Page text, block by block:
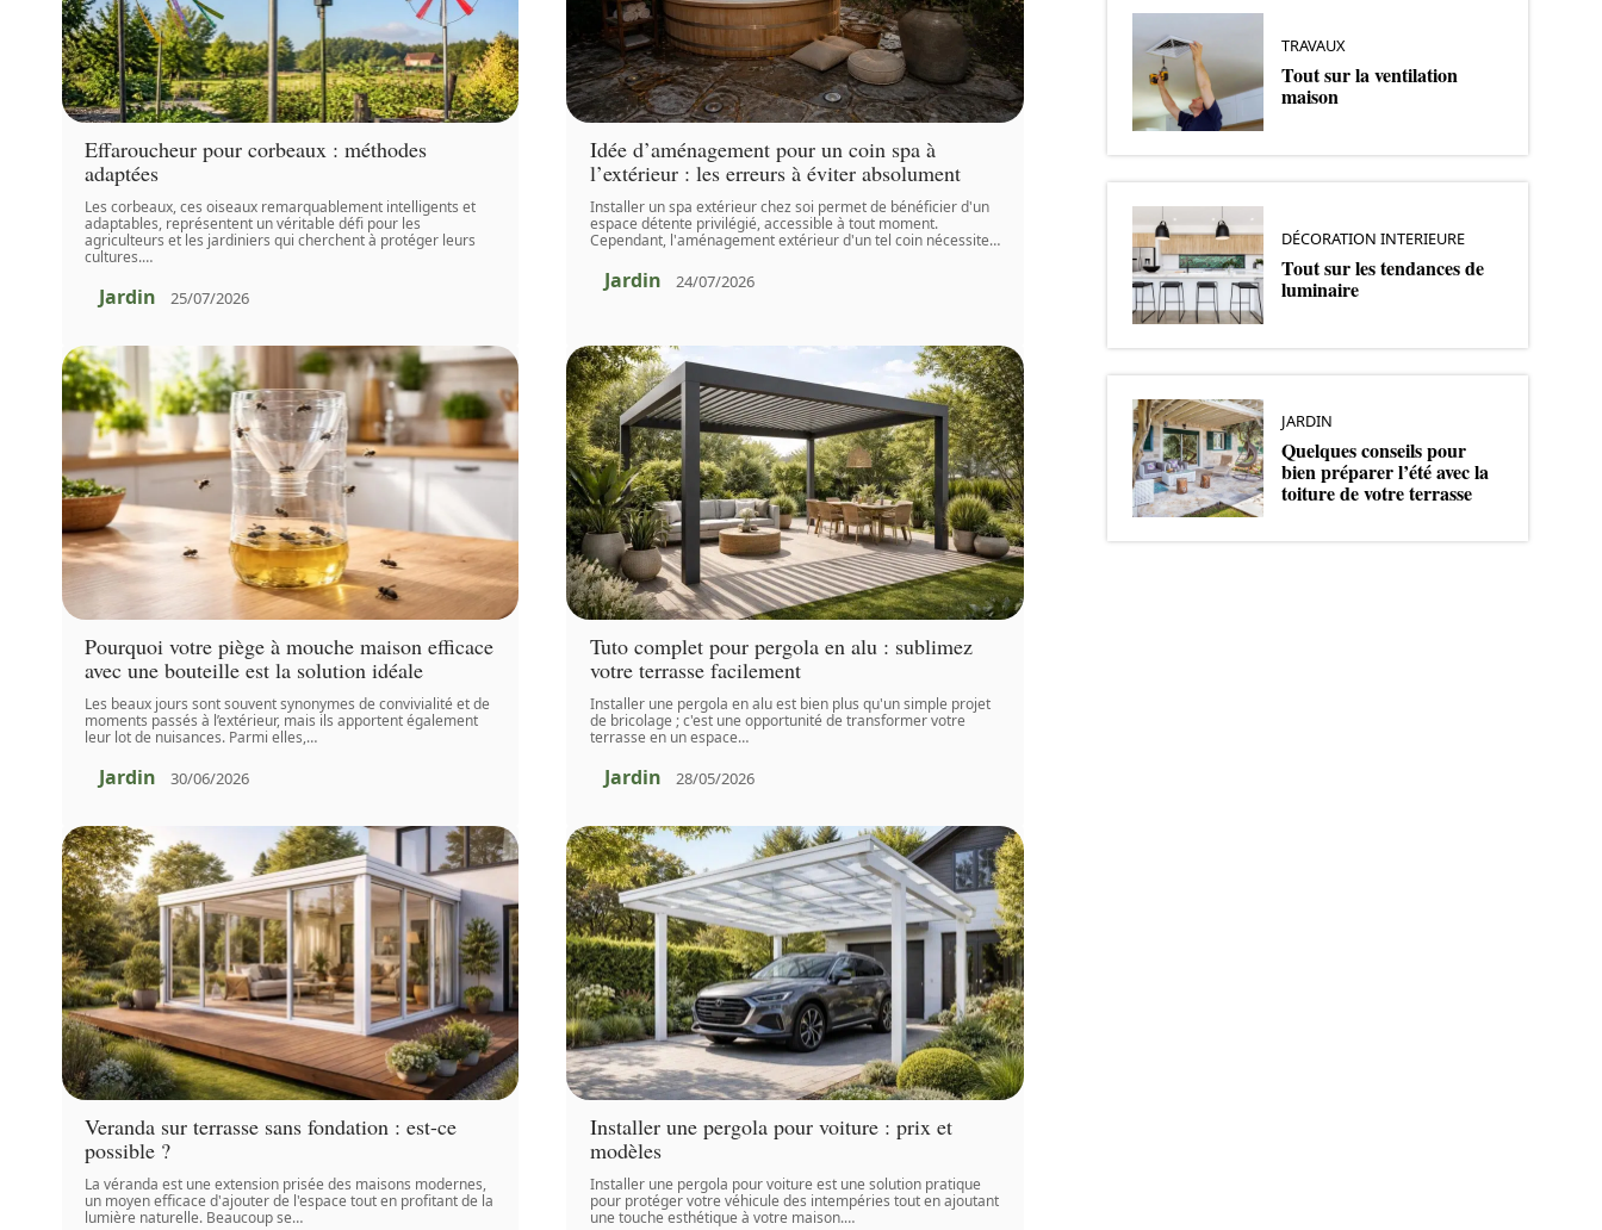
Effaroucheur pour corbeaux : méthodes
adaptées
Les corbeaux, ces oiseaux remarquablement intelligents et
adaptables, représentent un véritable défi pour les
agriculteurs et les jardiniers qui cherchent à protéger leurs
cultures.…
Jardin 25/07/2026
Idée d’aménagement pour un coin spa à
l’extérieur : les erreurs à éviter absolument
Installer un spa extérieur chez soi permet de bénéficier d'un
espace détente privilégié, accessible à tout moment.
Cependant, l'aménagement extérieur d'un tel coin nécessite…
Jardin 24/07/2026
Pourquoi votre piège à mouche maison efficace
avec une bouteille est la solution idéale
Les beaux jours sont souvent synonymes de convivialité et de
moments passés à l’extérieur, mais ils apportent également
leur lot de nuisances. Parmi elles,…
Jardin 30/06/2026
Tuto complet pour pergola en alu : sublimez
votre terrasse facilement
Installer une pergola en alu est bien plus qu'un simple projet
de bricolage ; c'est une opportunité de transformer votre
terrasse en un espace…
Jardin 28/05/2026
Veranda sur terrasse sans fondation : est-ce
possible ?
La véranda est une extension prisée des maisons modernes,
un moyen efficace d'ajouter de l'espace tout en profitant de la
lumière naturelle. Beaucoup se…
Installer une pergola pour voiture : prix et
modèles
Installer une pergola pour voiture est une solution pratique
pour protéger votre véhicule des intempéries tout en ajoutant
une touche esthétique à votre maison.…
TRAVAUX
Tout sur la ventilation
maison
DÉCORATION INTERIEURE
Tout sur les tendances de
luminaire
JARDIN
Quelques conseils pour
bien préparer l’été avec la
toiture de votre terrasse